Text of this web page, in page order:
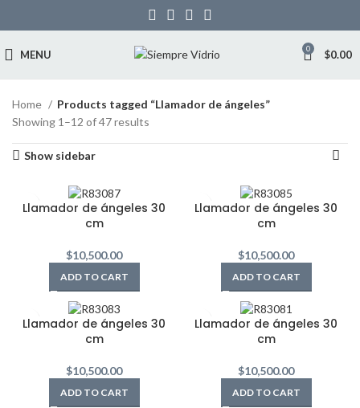
MENU 0 $0.00
Home
Products tagged “Llamador de ángeles”
Showing 1–12 of 47 results
Show sidebar
Llamador de ángeles 30
cm
$10,500.00
ADD TO CART
Llamador de ángeles 30
cm
$10,500.00
ADD TO CART
Llamador de ángeles 30
cm
$10,500.00
ADD TO CART
Llamador de ángeles 30
cm
$10,500.00
ADD TO CART